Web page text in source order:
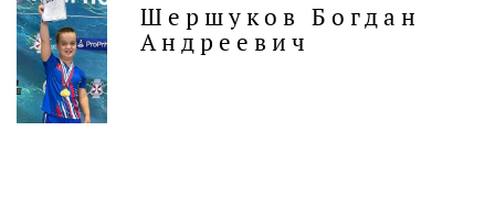
Шершуков Богдан
Андреевич